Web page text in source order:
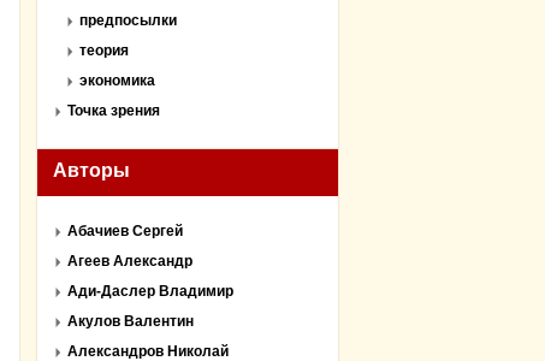
предпосылки
теория
экономика
Точка зрения
Авторы
Абачиев Сергей
Агеев Александр
Ади-Даслер Владимир
Акулов Валентин
Александров Николай